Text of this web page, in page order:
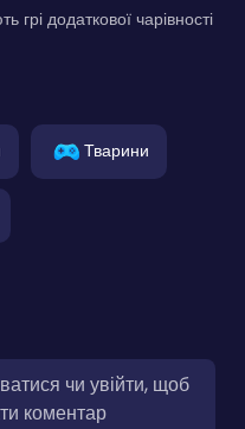
грі додаткової чарівності
Тварини
чи увійти, щоб
коментар